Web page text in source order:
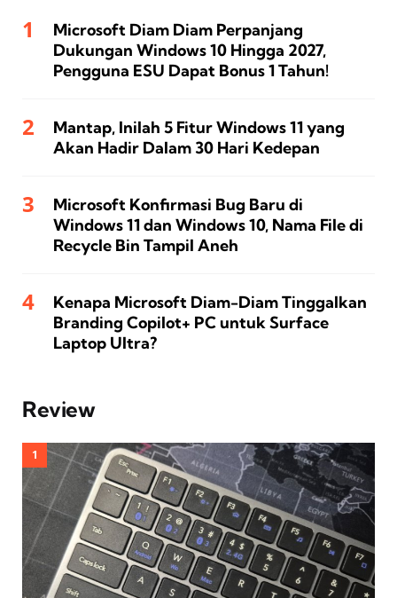
Microsoft Diam Diam Perpanjang
Dukungan Windows 10 Hingga 2027,
Pengguna ESU Dapat Bonus 1 Tahun!
Mantap, Inilah 5 Fitur Windows 11 yang
Akan Hadir Dalam 30 Hari Kedepan
Microsoft Konfirmasi Bug Baru di
Windows 11 dan Windows 10, Nama File di
Recycle Bin Tampil Aneh
Kenapa Microsoft Diam-Diam Tinggalkan
Branding Copilot+ PC untuk Surface
Laptop Ultra?
Review